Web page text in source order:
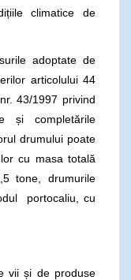
climatice de
adoptate de
articolului 44
43/1997 privind
și completările
drumului poate
cu masa totală
tone, drumurile
portocaliu, cu
și de produse